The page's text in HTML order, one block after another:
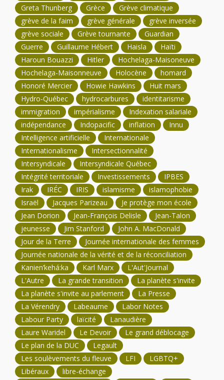
Greta Thunberg
Grèce
Grève climatique
grève de la faim
grève générale
grève inversée
grève sociale
Grève tournante
Guardian
Guerre
Guillaume Hébert Haisla
Haïti
Haroun Bouazzi
Hitler
Hochelaga-Maisoneuve
Hochelaga-Maisonneuve
Holocène
homard
Honoré Mercier
Howie Hawkins
Huit mars
Hydro-Québec
hydrocarbures
identitarisme
immigration
impérialisme
Indexation salariale
indépendance
Indopacific inflation
Innu
Intelligence artificielle
Internationale
Internationalisme
Intersectionnalité
Intersyndicale
Intersyndicale Québec
Intégrité territoriale
Investissements
IPBES
Irak
IRÉC IRIS islamisme
islamophobie
Israël
Jacques Parizeau
Je protège mon école
Jean Dorion
Jean-François Delisle
Jean-Talon
jeunesse
Jim Stanford
John A. MacDonald
Jour de la Terre
Journée internationale des femmes
Journée nationale de la vérité et de la réconciliation
Kanien’kehá:ka
Karl Marx
L'Aut'Journal
L'Autre
La grande transition
La planète s'invite
La planète s'invite au parlement
La Presse
La Vérendry
Labeaume
Labor Notes
Labour Party
laïcité
Lanaudière
Laure Waridel
Le Devoir
Le grand déblocage
Le plan de la DUC
Legault
Les soulèvements du fleuve
LFI
LGBTQ+
Libéraux
libre-échange